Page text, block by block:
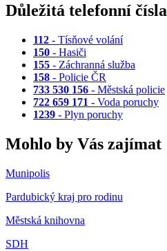
Důležitá telefonní čísla
112 - Tísňové volání
150 - Hasiči
155 - Záchranná služba
158 - Policie ČR
733 530 156 - Městská policie
722 659 171 - Voda poruchy
1239 - Plyn poruchy
Mohlo by Vás zajímat
Munipolis
Pardubický kraj pro rodinu
Městská knihovna
SDH